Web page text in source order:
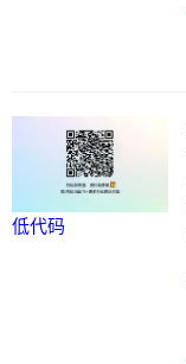
低代码